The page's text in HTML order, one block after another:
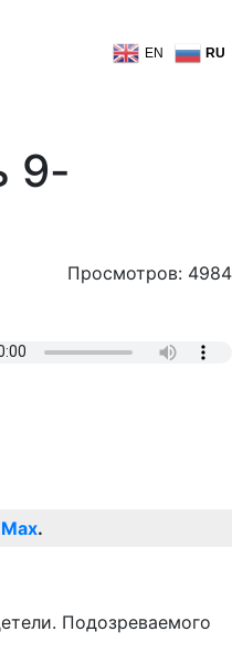
EN RU
9-
Просмотров: 4984
Max.
Подозреваемого